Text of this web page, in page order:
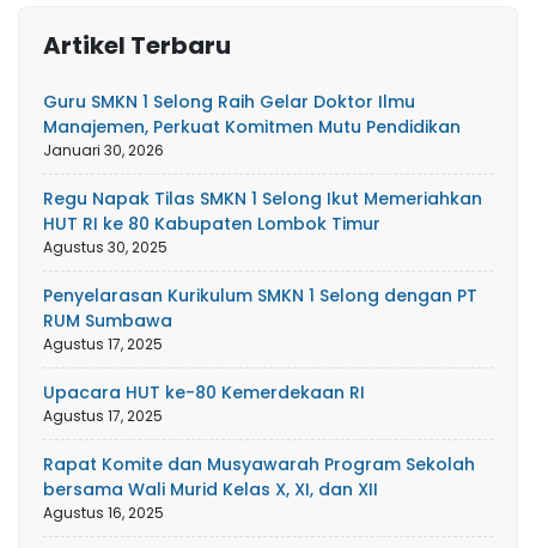
Artikel Terbaru
Guru SMKN 1 Selong Raih Gelar Doktor Ilmu
Manajemen, Perkuat Komitmen Mutu Pendidikan
Januari 30, 2026
Regu Napak Tilas SMKN 1 Selong Ikut Memeriahkan
HUT RI ke 80 Kabupaten Lombok Timur
Agustus 30, 2025
Penyelarasan Kurikulum SMKN 1 Selong dengan PT
RUM Sumbawa
Agustus 17, 2025
Upacara HUT ke-80 Kemerdekaan RI
Agustus 17, 2025
Rapat Komite dan Musyawarah Program Sekolah
bersama Wali Murid Kelas X, XI, dan XII
Agustus 16, 2025